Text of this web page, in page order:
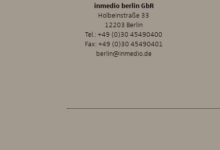
inmedio berlin GbR
Holbeinstraße 33
12203 Berlin
Tel.:+49 (0)30 45490400
Fax: +49 (0)30 45490401
berlin@inmedio.de